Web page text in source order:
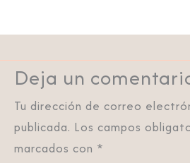
Deja un
Tu dirección de correo
publicada. Los campos
marcados con *